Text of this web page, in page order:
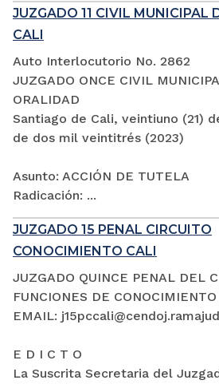
JUZGADO 11 CIVIL MUNICIPAL
CALI
Auto Interlocutorio No. 2862
JUZGADO ONCE CIVIL
ORALIDAD
Santiago de Cali, veintiuno (21)
de dos mil veintitrés (2023)
Asunto: ACCIÓN DE TUTELA
Radicación: ...
JUZGADO 15 PENAL CIRCUITO
CONOCIMIENTO CALI
JUZGADO QUINCE PENAL DEL
FUNCIONES DE
EMAIL:
E D I C T O
La Suscrita Secretaria del